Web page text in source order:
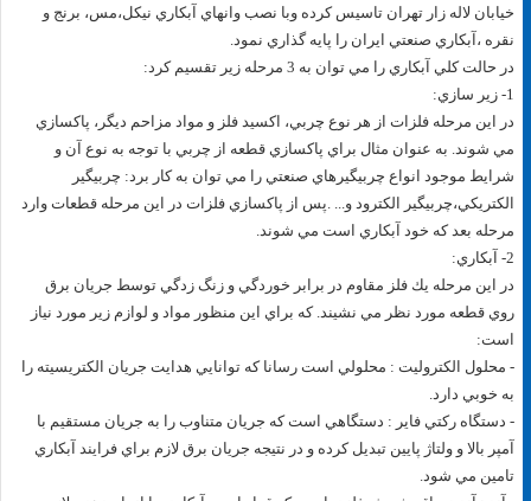
خيابان لاله زار تهران تاسيس كرده وبا نصب وانهاي آبكاري نيكل،مس، برنج و
نقره ،آبكاري صنعتي ايران را پايه گذاري نمود.
در حالت كلي آبكاري را مي توان به 3 مرحله زير تقسيم كرد:
در اين مرحله فلزات از هر نوع چربي، اكسيد فلز و مواد مزاحم ديگر، پاكسازي
مي شوند. به عنوان مثال براي پاكسازي قطعه از چربي با توجه به نوع آن و
شرايط موجود انواع چربيگيرهاي صنعتي را مي توان به كار برد: چربيگير
الكتريكي،چربيگير الكترود و... .پس از پاكسازي فلزات در اين مرحله قطعات وارد
مرحله بعد كه خود آبكاري است مي شوند.
در اين مرحله يك فلز مقاوم در برابر خوردگي و زنگ زدگي توسط جريان برق
روي قطعه مورد نظر مي نشيند. كه براي اين منظور مواد و لوازم زير مورد نياز
است:
- محلول الكتروليت : محلولي است رسانا كه توانايي هدايت جريان الكتريسيته را
به خوبي دارد.
- دستگاه ركتي فاير : دستگاهي است كه جريان متناوب را به جريان مستقيم با
آمپر بالا و ولتاژ پايين تبديل كرده و در نتيجه جريان برق لازم براي فرايند آبكاري
تامين مي شود.